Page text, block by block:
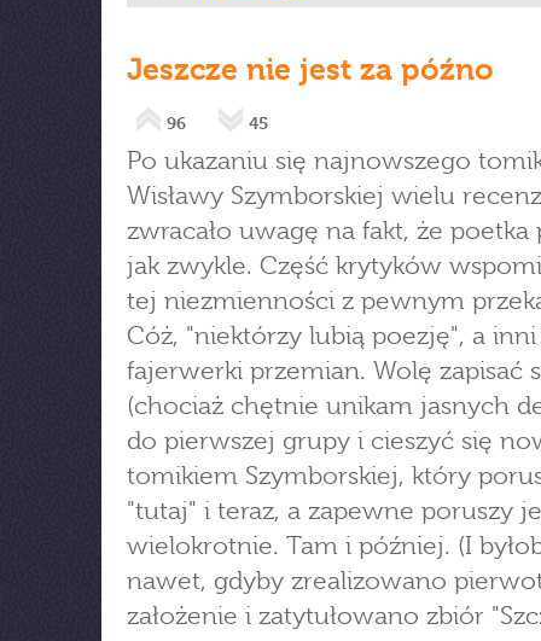
Jeszcze nie jest za późno
96 45
Po ukazaniu się najnowszego
Wisławy Szymborskiej wielu
zwracało uwagę na fakt, że poetka
jak zwykle. Część krytyków
tej niezmienności z pewnym
Cóż, "niektórzy lubią poezję", a
fajerwerki przemian. Wolę zapisać
(chociaż chętnie unikam jasnych
do pierwszej grupy i cieszyć się
tomikiem Szymborskiej, który
"tutaj" i teraz, a zapewne poruszy
wielokrotnie. Tam i później. (I
nawet, gdyby zrealizowano
założenie i zatytułowano zbiór